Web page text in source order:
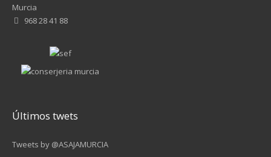
Murcia
968 28 41 88
Últimos twets
Tweets by @ASAJAMURCIA